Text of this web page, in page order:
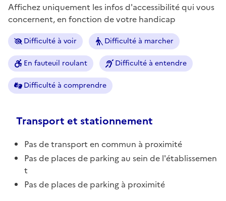
Affichez uniquement les infos d'accessibilité qui vous
concernent, en fonction de votre handicap
Difficulté à voir Difficulté à marcher
En fauteuil roulant Difficulté à entendre
Difficulté à comprendre
Transport et stationnement
Pas de transport en commun à proximité
Pas de places de parking au sein de l'établissemen
t
Pas de places de parking à proximité